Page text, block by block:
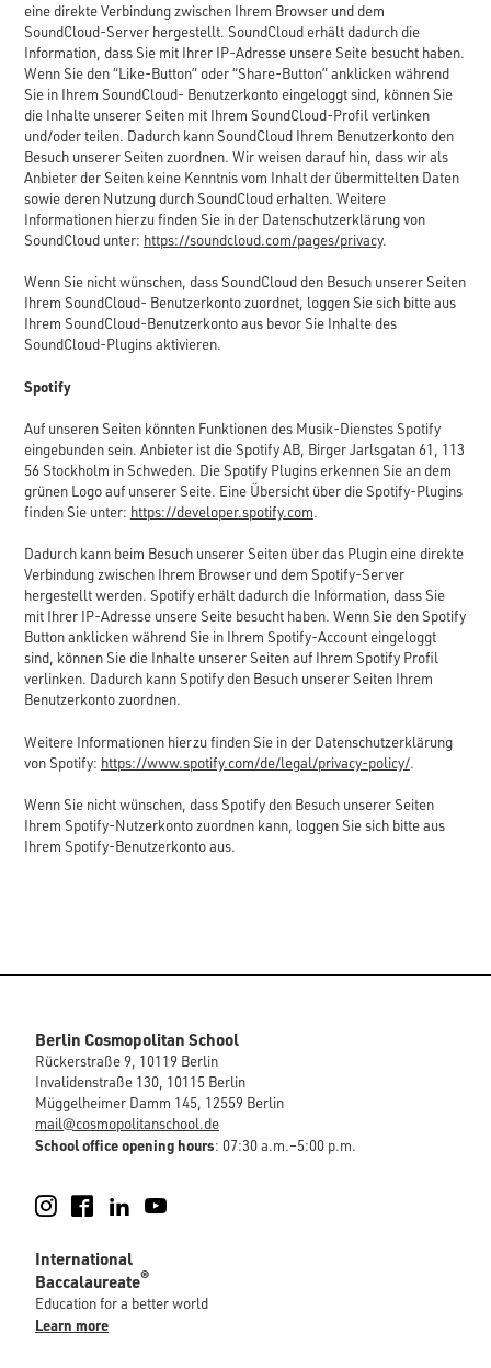
eine direkte Verbindung zwischen Ihrem Browser und dem
SoundCloud-Server hergestellt. SoundCloud erhält dadurch die
Information, dass Sie mit Ihrer IP-Adresse unsere Seite besucht haben.
Wenn Sie den “Like-Button” oder “Share-Button” anklicken während
Sie in Ihrem SoundCloud- Benutzerkonto eingeloggt sind, können Sie
die Inhalte unserer Seiten mit Ihrem SoundCloud-Profil verlinken
und/oder teilen. Dadurch kann SoundCloud Ihrem Benutzerkonto den
Besuch unserer Seiten zuordnen. Wir weisen darauf hin, dass wir als
Anbieter der Seiten keine Kenntnis vom Inhalt der übermittelten Daten
sowie deren Nutzung durch SoundCloud erhalten. Weitere
Informationen hierzu finden Sie in der Datenschutzerklärung von
SoundCloud unter: https://soundcloud.com/pages/privacy.
Wenn Sie nicht wünschen, dass SoundCloud den Besuch unserer Seiten
Ihrem SoundCloud- Benutzerkonto zuordnet, loggen Sie sich bitte aus
Ihrem SoundCloud-Benutzerkonto aus bevor Sie Inhalte des
SoundCloud-Plugins aktivieren.
Spotify
Auf unseren Seiten könnten Funktionen des Musik-Dienstes Spotify
eingebunden sein. Anbieter ist die Spotify AB, Birger Jarlsgatan 61, 113
56 Stockholm in Schweden. Die Spotify Plugins erkennen Sie an dem
grünen Logo auf unserer Seite. Eine Übersicht über die Spotify-Plugins
finden Sie unter: https://developer.spotify.com.
Dadurch kann beim Besuch unserer Seiten über das Plugin eine direkte
Verbindung zwischen Ihrem Browser und dem Spotify-Server
hergestellt werden. Spotify erhält dadurch die Information, dass Sie
mit Ihrer IP-Adresse unsere Seite besucht haben. Wenn Sie den Spotify
Button anklicken während Sie in Ihrem Spotify-Account eingeloggt
sind, können Sie die Inhalte unserer Seiten auf Ihrem Spotify Profil
verlinken. Dadurch kann Spotify den Besuch unserer Seiten Ihrem
Benutzerkonto zuordnen.
Weitere Informationen hierzu finden Sie in der Datenschutzerklärung
von Spotify: https://www.spotify.com/de/legal/privacy-policy/.
Wenn Sie nicht wünschen, dass Spotify den Besuch unserer Seiten
Ihrem Spotify-Nutzerkonto zuordnen kann, loggen Sie sich bitte aus
Ihrem Spotify-Benutzerkonto aus.
Berlin Cosmopolitan School
Rückerstraße 9, 10119 Berlin
Invalidenstraße 130, 10115 Berlin
Müggelheimer Damm 145, 12559 Berlin
mail@cosmopolitanschool.de
School office opening hours: 07:30 a.m.–5:00 p.m.
Instagram
FacebookLinkedIn
International
Baccalaureate®
Education for a better world
Learn more